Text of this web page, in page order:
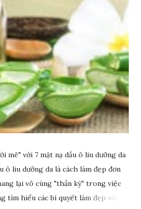
mê" với 7 mặt nạ dầu ô liu dưỡng da
ô liu dưỡng da là cách làm đẹp đơn
lại vô cùng "thần kỳ" trong việc
tìm hiểu các bí quyết làm đẹp với